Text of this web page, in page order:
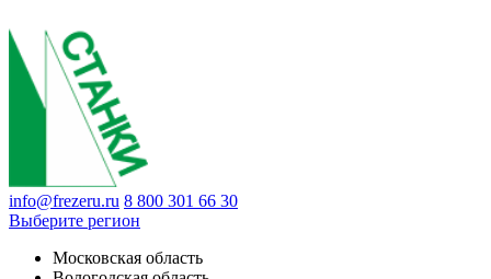
info@frezeru.ru 8 800 301 66 30
Выберите регион
Московская область